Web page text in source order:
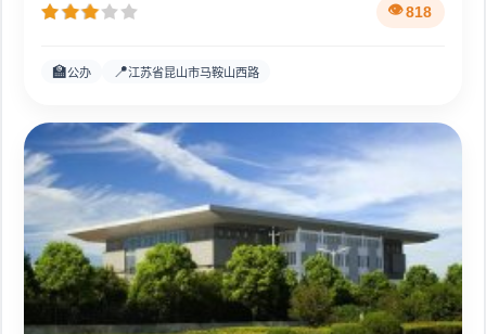
818
🏫公办 📍江苏省昆山市马鞍山西路